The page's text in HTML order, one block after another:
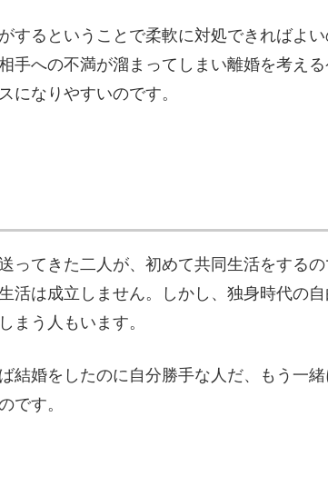
するということで柔軟に対処できればよ
手への不満が溜まってしまい離婚を考え
になりやすいのです。
ってきた二人が、初めて共同生活をする
活は成立しません。しかし、独身時代の
まう人もいます。
結婚をしたのに自分勝手な人だ、もう一
です。